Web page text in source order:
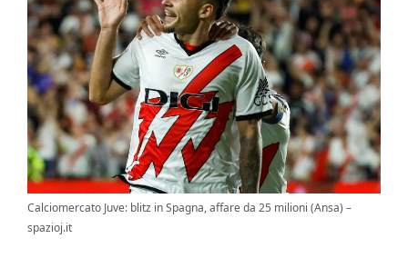
Calciomercato Juve: blitz in Spagna, affare da 25 milioni (Ansa) –
spazioj.it